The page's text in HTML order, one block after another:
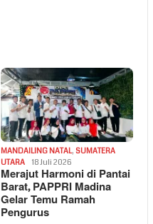
MANDAILING NATAL, SUMATERA
UTARA
18 Juli 2026
Merajut Harmoni di Pantai
Barat, PAPPRI Madina
Gelar Temu Ramah
Pengurus